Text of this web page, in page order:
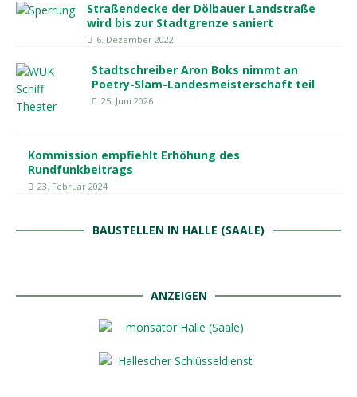
Straßendecke der Dölbauer Landstraße
wird bis zur Stadtgrenze saniert
6. Dezember 2022
Stadtschreiber Aron Boks nimmt an
Poetry-Slam-Landesmeisterschaft teil
25. Juni 2026
Kommission empfiehlt Erhöhung des
Rundfunkbeitrags
23. Februar 2024
BAUSTELLEN IN HALLE (SAALE)
ANZEIGEN